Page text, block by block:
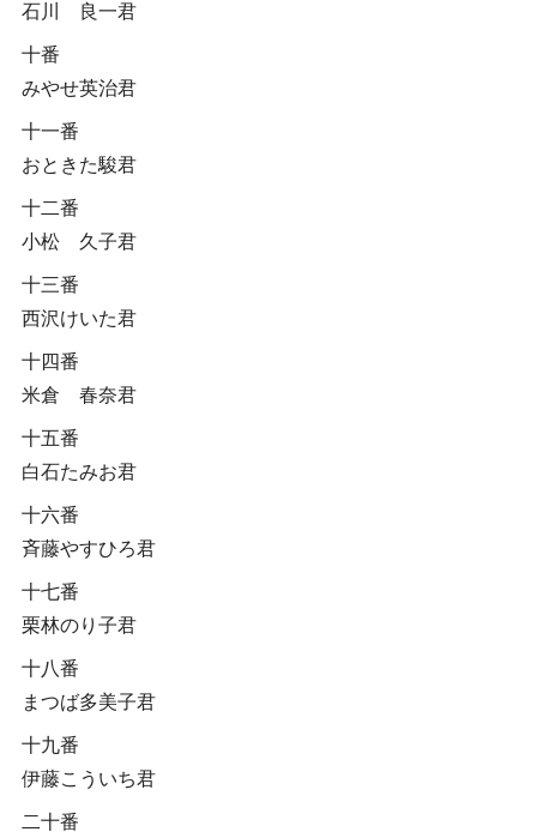
石川 良一君
十番
みやせ英治君
十一番
おときた駿君
十二番
小松 久子君
十三番
西沢けいた君
十四番
米倉 春奈君
十五番
白石たみお君
十六番
斉藤やすひろ君
十七番
栗林のり子君
十八番
まつば多美子君
十九番
伊藤こういち君
二十番